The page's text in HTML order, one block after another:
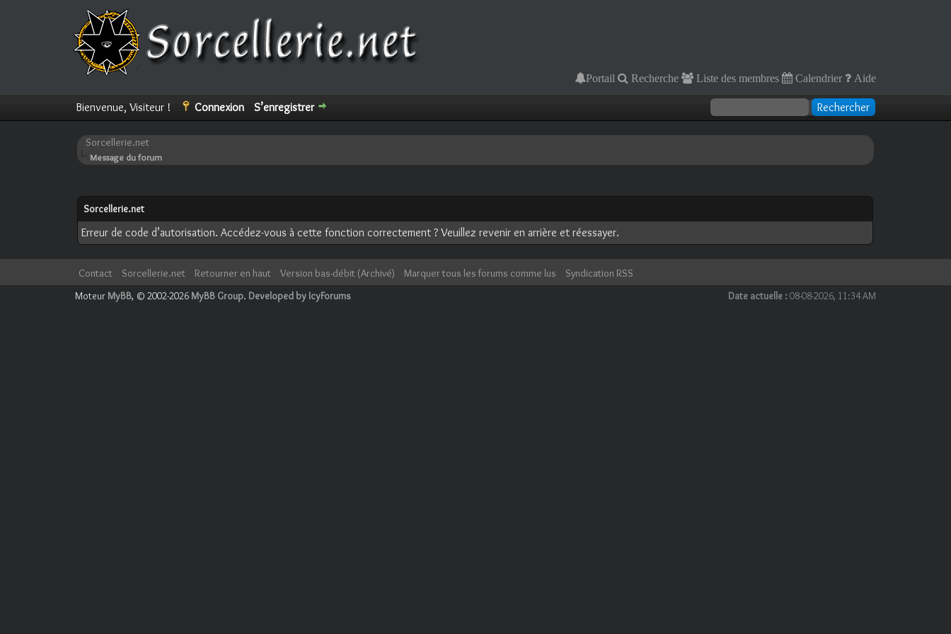
Portail Recherche Liste des membres Calendrier Aide
Bienvenue, Visiteur ! Connexion S’enregistrer
Sorcellerie.net
Message du forum
Sorcellerie.net
Erreur de code d’autorisation. Accédez-vous à cette fonction correctement ? Veuillez revenir en arrière et réessayer.
Contact Sorcellerie.net Retourner en haut Version bas-débit (Archivé) Marquer tous les forums comme lus
Syndication RSS
Date actuelle :08-08-2026, 11:34 AM
Moteur MyBB, © 2002-2026 MyBB Group. Developed by IcyForums